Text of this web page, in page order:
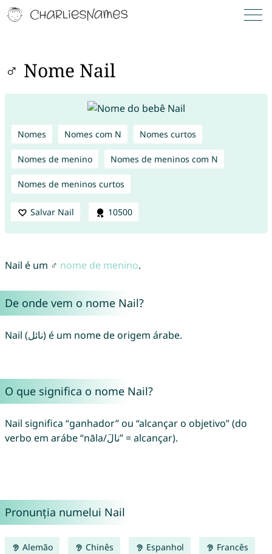
♂ Nome Nail
Nomes Nomes com N Nomes curtos
Nomes de menino Nomes de meninos com N
Nomes de meninos curtos
Salvar Nail 10500
Nail é um ♂ nome de menino.
De onde vem o nome Nail?
Nail (نائل) é um nome de origem árabe.
O que significa o nome Nail?
Nail significa “ganhador” ou “alcançar o objetivo” (do
verbo em arábe “nāla/نالَ” = alcançar).
Pronunția numelui Nail
Alemão Chinês Espanhol Francês